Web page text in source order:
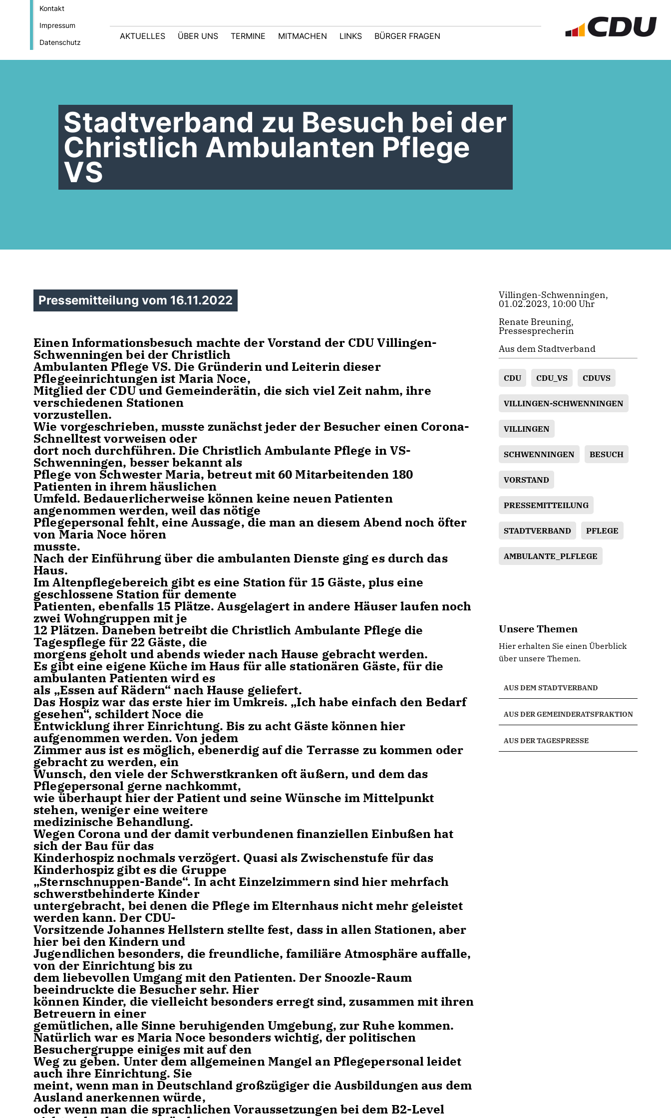
Kontakt
Impressum
Datenschutz
AKTUELLES ÜBER UNS TERMINE MITMACHEN LINKS BÜRGER FRAGEN
Stadtverband zu Besuch bei der
Christlich Ambulanten Pflege
VS
Pressemitteilung vom 16.11.2022
Einen Informationsbesuch machte der Vorstand der CDU Villingen-
Schwenningen bei der Christlich
Ambulanten Pflege VS. Die Gründerin und Leiterin dieser
Pflegeeinrichtungen ist Maria Noce,
Mitglied der CDU und Gemeinderätin, die sich viel Zeit nahm, ihre
verschiedenen Stationen
vorzustellen.
Wie vorgeschrieben, musste zunächst jeder der Besucher einen Corona-
Schnelltest vorweisen oder
dort noch durchführen. Die Christlich Ambulante Pflege in VS-
Schwenningen, besser bekannt als
Pflege von Schwester Maria, betreut mit 60 Mitarbeitenden 180
Patienten in ihrem häuslichen
Umfeld. Bedauerlicherweise können keine neuen Patienten
angenommen werden, weil das nötige
Pflegepersonal fehlt, eine Aussage, die man an diesem Abend noch öfter
von Maria Noce hören
musste.
Nach der Einführung über die ambulanten Dienste ging es durch das
Haus.
Im Altenpflegebereich gibt es eine Station für 15 Gäste, plus eine
geschlossene Station für demente
Patienten, ebenfalls 15 Plätze. Ausgelagert in andere Häuser laufen noch
zwei Wohngruppen mit je
12 Plätzen. Daneben betreibt die Christlich Ambulante Pflege die
Tagespflege für 22 Gäste, die
morgens geholt und abends wieder nach Hause gebracht werden.
Es gibt eine eigene Küche im Haus für alle stationären Gäste, für die
ambulanten Patienten wird es
als „Essen auf Rädern“ nach Hause geliefert.
Das Hospiz war das erste hier im Umkreis. „Ich habe einfach den Bedarf
gesehen“, schildert Noce die
Entwicklung ihrer Einrichtung. Bis zu acht Gäste können hier
aufgenommen werden. Von jedem
Zimmer aus ist es möglich, ebenerdig auf die Terrasse zu kommen oder
gebracht zu werden, ein
Wunsch, den viele der Schwerstkranken oft äußern, und dem das
Pflegepersonal gerne nachkommt,
wie überhaupt hier der Patient und seine Wünsche im Mittelpunkt
stehen, weniger eine weitere
medizinische Behandlung.
Wegen Corona und der damit verbundenen finanziellen Einbußen hat
sich der Bau für das
Kinderhospiz nochmals verzögert. Quasi als Zwischenstufe für das
Kinderhospiz gibt es die Gruppe
Sternschnuppen-Bande“. In acht Einzelzimmern sind hier mehrfach
schwerstbehinderte Kinder
untergebracht, bei denen die Pflege im Elternhaus nicht mehr geleistet
werden kann. Der CDU-
Vorsitzende Johannes Hellstern stellte fest, dass in allen Stationen, aber
hier bei den Kindern und
Jugendlichen besonders, die freundliche, familiäre Atmosphäre auffalle,
von der Einrichtung bis zu
dem liebevollen Umgang mit den Patienten. Der Snoozle-Raum
beeindruckte die Besucher sehr. Hier
können Kinder, die vielleicht besonders erregt sind, zusammen mit ihren
Betreuern in einer
gemütlichen, alle Sinne beruhigenden Umgebung, zur Ruhe kommen.
Natürlich war es Maria Noce besonders wichtig, der politischen
Besuchergruppe einiges mit auf den
Weg zu geben. Unter dem allgemeinen Mangel an Pflegepersonal leidet
auch ihre Einrichtung. Sie
meint, wenn man in Deutschland großzügiger die Ausbildungen aus dem
Ausland anerkennen würde,
oder wenn man die sprachlichen Voraussetzungen bei dem B2-Level
Villingen-Schwenningen,
01.02.2023, 10:00 Uhr
Renate Breuning,
Pressesprecherin
Aus dem Stadtverband
CDU CDU_VS CDUVS
VILLINGEN-SCHWENNINGEN
VILLINGEN
SCHWENNINGEN BESUCH
VORSTAND
PRESSEMITTEILUNG
STADTVERBAND PFLEGE
AMBULANTE_PLFLEGE
Unsere Themen
Hier erhalten Sie einen Überblick
über unsere Themen.
AUS DEM STADTVERBAND
AUS DER GEMEINDERATSFRAKTION
AUS DER TAGESPRESSE